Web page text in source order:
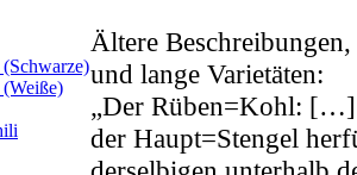
Ältere
und lange Varietäten:
„Der Rüben=Kohl: […]
der Haupt=Stengel